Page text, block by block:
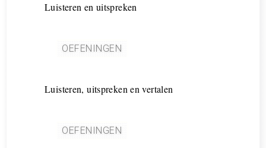
Luisteren en uitspreken
OEFENINGEN
Luisteren, uitspreken en vertalen
OEFENINGEN